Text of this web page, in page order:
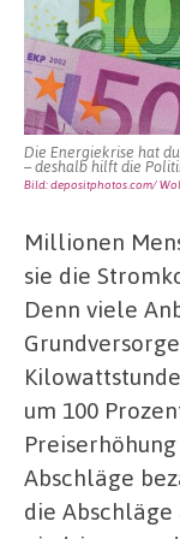
Die Energiekrise hat
– deshalb hilft die
Bild: depositphotos.com/
Millionen
sie die
Denn viele
um 100
Abschläge
die